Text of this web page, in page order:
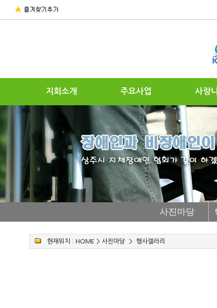
지회소개 주요사업 사랑
사진마당
현재위치 : HOME > 사진마당> 행사갤러리